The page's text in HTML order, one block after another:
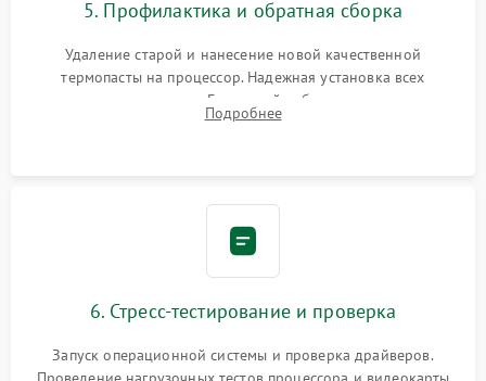
5. Профилактика и обратная сборка
Удаление старой и нанесение новой качественной
термопасты на процессор. Надежная установка всех
комплектующих в слоты. Грамотный кабель-менеджмент для
обеспечения правильной циркуляции воздуха внутри
Подробнее
6. Стресс-тестирование и проверка
Запуск операционной системы и проверка драйверов.